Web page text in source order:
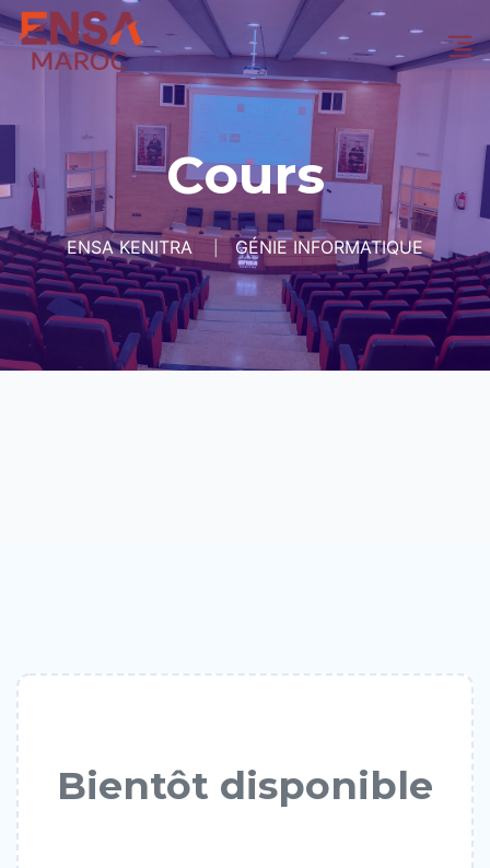
Cours
ENSA KENITRA GÉNIE INFORMATIQUE
Bientôt disponible